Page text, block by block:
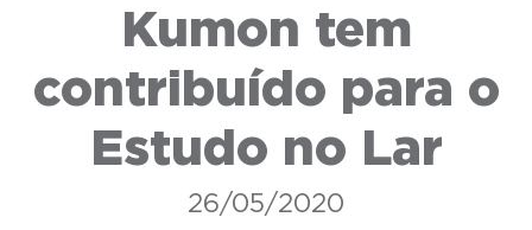
Kumon tem
contribuído para o
Estudo no Lar
26/05/2020